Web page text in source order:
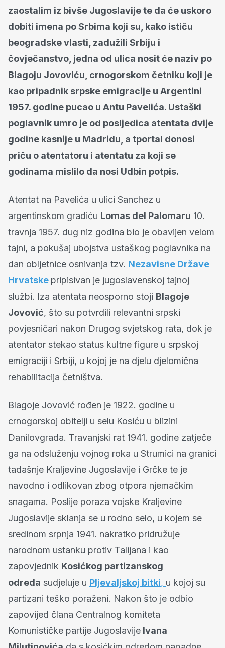
zaostalim iz bivše Jugoslavije te da će uskoro
dobiti imena po Srbima koji su, kako ističu
beogradske vlasti, zadužili Srbiju i
čovječanstvo, jedna od ulica nosit će naziv po
Blagoju Jovoviću, crnogorskom četniku koji je
kao pripadnik srpske emigracije u Argentini
1957. godine pucao u Antu Pavelića. Ustaški
poglavnik umro je od posljedica atentata dvije
godine kasnije u Madridu, a tportal donosi
priču o atentatoru i atentatu za koji se
godinama mislilo da nosi Udbin potpis.
Atentat na Pavelića u ulici Sanchez u
argentinskom gradiću Lomas del Palomaru 10.
travnja 1957. dug niz godina bio je obavijen velom
tajni, a pokušaj ubojstva ustaškog poglavnika na
dan obljetnice osnivanja tzv. Nezavisne Države
Hrvatske pripisivan je jugoslavenskoj tajnoj
službi. Iza atentata neosporno stoji Blagoje
Jovović, što su potvrdili relevantni srpski
povjesničari nakon Drugog svjetskog rata, dok je
atentator stekao status kultne figure u srpskoj
emigraciji i Srbiji, u kojoj je na djelu djelomična
rehabilitacija četništva.
Blagoje Jovović rođen je 1922. godine u
crnogorskoj obitelji u selu Kosiću u blizini
Danilovgrada. Travanjski rat 1941. godine zatječe
ga na odsluženju vojnog roka u Strumici na granici
tadašnje Kraljevine Jugoslavije i Grčke te je
navodno i odlikovan zbog otpora njemačkim
snagama. Poslije poraza vojske Kraljevine
Jugoslavije sklanja se u rodno selo, u kojem se
sredinom srpnja 1941. nakratko pridružuje
narodnom ustanku protiv Talijana i kao
zapovjednik Kosićkog partizanskog
odreda sudjeluje u Pljevaljskoj bitki, u kojoj su
partizani teško poraženi. Nakon što je odbio
zapovijed člana Centralnog komiteta
Komunističke partije Jugoslavije Ivana